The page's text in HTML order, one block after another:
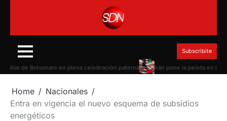
Subscribite
de Bolsonaro en plena celebración paterna Irán pone la pelota en la
Home
Nacionales
Entra en vigencia el nuevo esquema de subsidios
energéticos